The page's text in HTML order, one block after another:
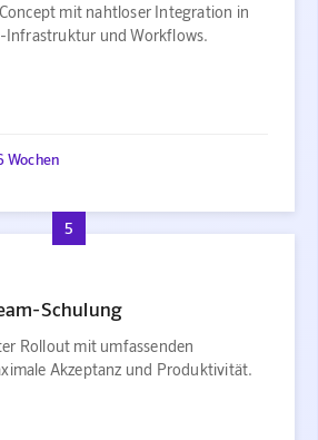
mit nahtloser Integration in
Infrastruktur und Workflows.
Wochen
5
Schulung
Rollout mit umfassenden
Akzeptanz und Produktivität.